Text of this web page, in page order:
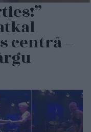
centrā –